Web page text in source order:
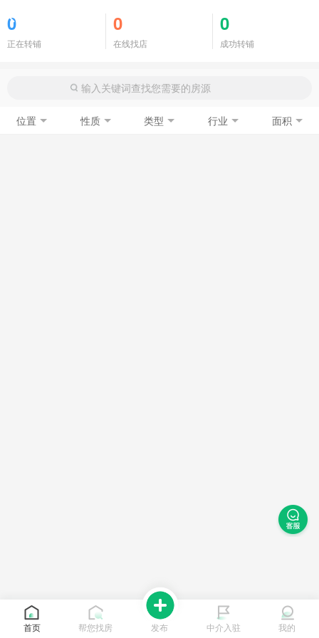
0
正在转铺
0
在线找店
0
成功转铺
位置 性质 类型 行业 面积
首页 帮您找房 发布 中介入驻 我的